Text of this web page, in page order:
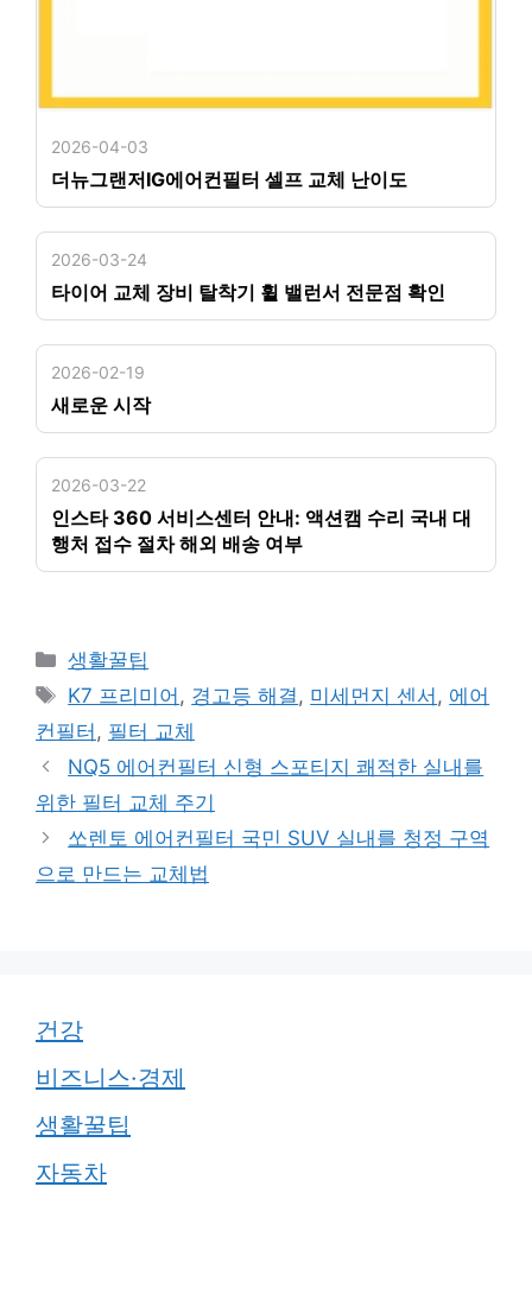
2026-04-03
더뉴그랜저IG에어컨필터 셀프 교체 난이도
2026-03-24
타이어 교체 장비 탈착기 휠 밸런서 전문점 확인
2026-02-19
새로운 시작
2026-03-22
인스타 360 서비스센터 안내: 액션캠 수리 국내 대
행처 접수 절차 해외 배송 여부
카
테
리
생활꿀팁
태
그
K7 프리미어 , 경고등 해결 , 미세먼지 센서 , 에어
컨필터 , 필터 교체
NQ5 에어컨필터 신형 스포티지 쾌적한 실내를
위한 필터 교체 주기
쏘렌토 에어컨필터 국민 SUV 실내를 청정 구역
으로 만드는 교체법
건강
비즈니스·경제
생활꿀팁
자동차